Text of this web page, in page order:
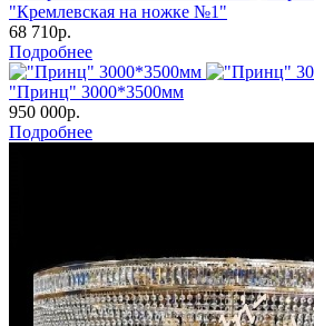
"Кремлевская на ножке №1"
68 710р.
Подробнее
"Принц" 3000*3500мм
950 000р.
Подробнее